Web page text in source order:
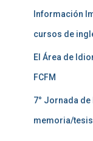
Información
cursos de
El Área de
FCFM
7° Jornada
memoria/